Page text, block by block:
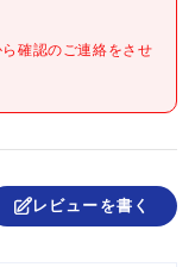
確認のご連絡をさせ
レビューを書く